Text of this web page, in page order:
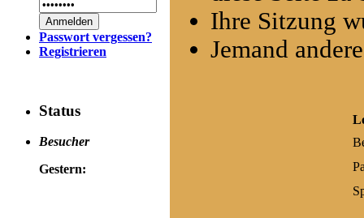
Passwort vergessen?
Registrieren
Status
Besucher
Gestern:
Ihre Sitzung
Jemand